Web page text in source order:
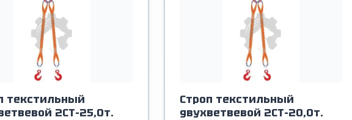
текстильный
2СТ-25,0т.
Строп текстильный
двухветвевой 2СТ-20,0т.